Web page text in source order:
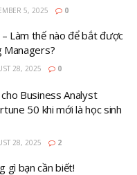
5, 2025 0
Làm thế nào để bắt được
Managers?
28, 2025 0
Business Analyst
50 khi mới là học sinh
28, 2025 2
gì bạn cần biết!